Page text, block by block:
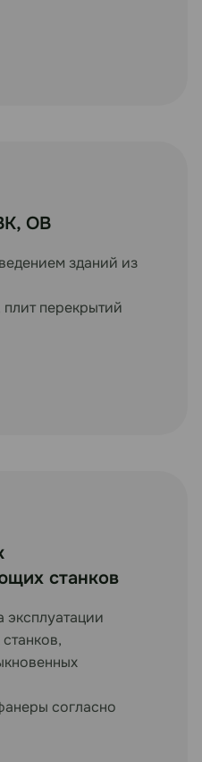
ОВ
зданий из
перекрытий
станков
эксплуатации
согласно